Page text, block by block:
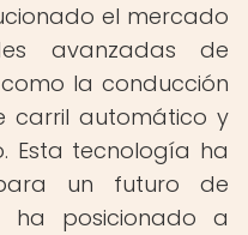
el mercado
avanzadas de
la conducción
carril automático y
Esta tecnología ha
un futuro de
ha posicionado a